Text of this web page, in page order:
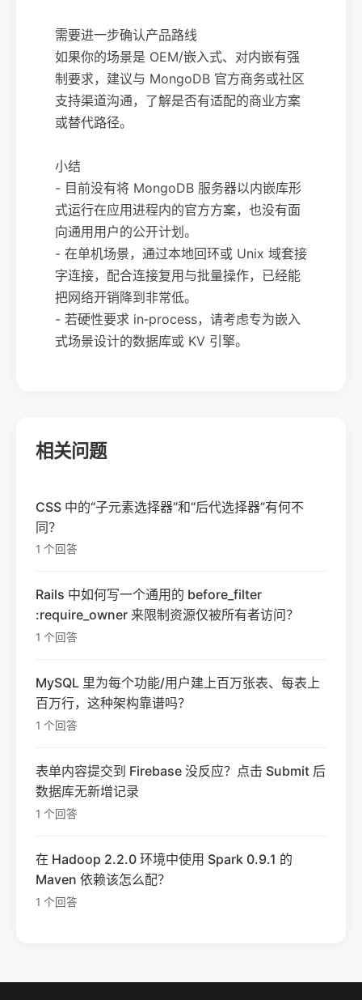
需要进一步确认产品路线
如果你的场景是 OEM/嵌入式、对内嵌有强
制要求，建议与 MongoDB 官方商务或社区
支持渠道沟通，了解是否有适配的商业方案
或替代路径。
小结
- 目前没有将 MongoDB 服务器以内嵌库形
式运行在应用进程内的官方方案，也没有面
向通用用户的公开计划。
- 在单机场景，通过本地回环或 Unix 域套接
字连接，配合连接复用与批量操作，已经能
把网络开销降到非常低。
- 若硬性要求 in‑process，请考虑专为嵌入
式场景设计的数据库或 KV 引擎。
相关问题
CSS 中的“子元素选择器”和“后代选择器”有何不
同？
1 个回答
Rails 中如何写一个通用的 before_filter
:require_owner 来限制资源仅被所有者访问？
1 个回答
MySQL 里为每个功能/用户建上百万张表、每表上
百万行，这种架构靠谱吗？
1 个回答
表单内容提交到 Firebase 没反应？点击 Submit 后
数据库无新增记录
1 个回答
在 Hadoop 2.2.0 环境中使用 Spark 0.9.1 的
Maven 依赖该怎么配？
1 个回答